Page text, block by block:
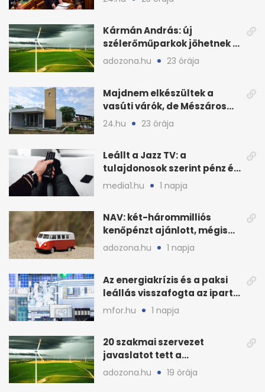
Kármán András: új
szélerőműparkok jöhetnek a
kormányülés döntése
adozona.hu 23 órája
Majdnem elkészültek a
vasúti várók, de Mészáros
bizalmasa leromboltatja
24.hu 23 órája
Leállt a Jazz TV: a
tulajdonosok szerint pénz és
szabályok döntöttek
media1.hu 1 napja
NAV: két-hárommilliós
kenőpénzt ajánlott, mégis
lefoglalták a hamis árut
adozona.hu 1 napja
Az energiakrízis és a paksi
leállás visszafogta az ipart,
nyáron kisebb a kár
mfor.hu 1 napja
20 szakmai szervezet
javaslatot tett a
fenntartható szélenergia-
adozona.hu 19 órája